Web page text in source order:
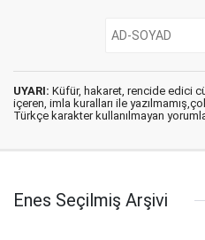
UYARI: Küfür, hakaret, rencide edici
içeren, imla kuralları ile
Türkçe karakter kullanılmayan
Enes Seçilmiş Arşivi